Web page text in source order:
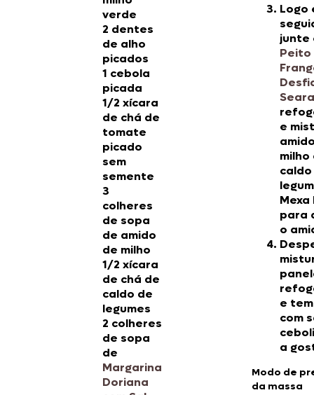
verde
2 dentes
de alho
picados
1 cebola
picada
1/2 xícara
de chá de
tomate
picado
sem
semente
3
colheres
de sopa
de amido
de milho
1/2 xícara
de chá de
caldo de
legumes
2 colheres
de sopa
de
Margarina
Doriana
Logo
junte
Peito
Seara
e
milho
Mexa
para
o
e
com
a
Modo de
da massa